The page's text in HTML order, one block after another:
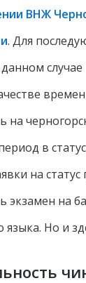
ВНЖ
. Для
случае
на
в
на
экзамен на
языка. Но и